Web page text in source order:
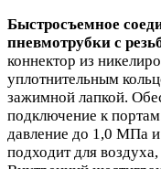
Быстросъемное
пневмотрубки с
коннектор из
уплотнительным
зажимной лапкой.
подключение к
давление до 1,0 МПа
подходит для